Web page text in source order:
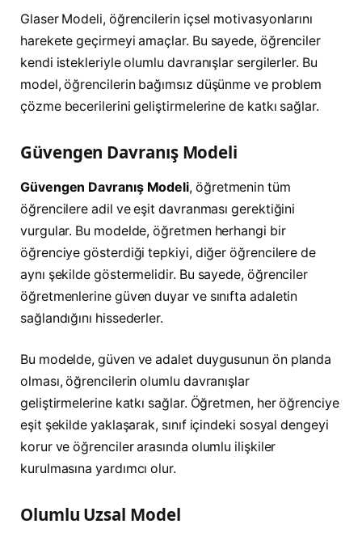
Glaser Modeli, öğrencilerin içsel motivasyonlarını
harekete geçirmeyi amaçlar. Bu sayede, öğrenciler
kendi istekleriyle olumlu davranışlar sergilerler. Bu
model, öğrencilerin bağımsız düşünme ve problem
çözme becerilerini geliştirmelerine de katkı sağlar.
Güvengen Davranış Modeli
Güvengen Davranış Modeli, öğretmenin tüm
öğrencilere adil ve eşit davranması gerektiğini
vurgular. Bu modelde, öğretmen herhangi bir
öğrenciye gösterdiği tepkiyi, diğer öğrencilere de
aynı şekilde göstermelidir. Bu sayede, öğrenciler
öğretmenlerine güven duyar ve sınıfta adaletin
sağlandığını hissederler.
Bu modelde, güven ve adalet duygusunun ön planda
olması, öğrencilerin olumlu davranışlar
geliştirmelerine katkı sağlar. Öğretmen, her öğrenciye
eşit şekilde yaklaşarak, sınıf içindeki sosyal dengeyi
korur ve öğrenciler arasında olumlu ilişkiler
kurulmasına yardımcı olur.
Olumlu Uzsal Model